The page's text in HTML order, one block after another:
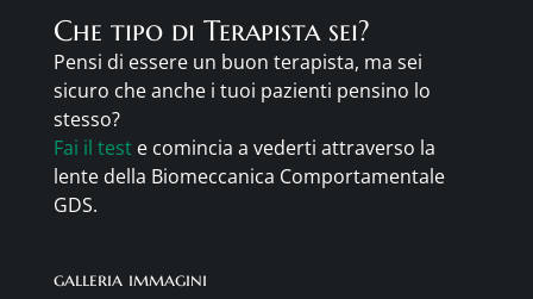
Che tipo di Terapista sei?
Pensi di essere un buon terapista, ma sei
sicuro che anche i tuoi pazienti pensino lo
stesso?
Fai il test e comincia a vederti attraverso la
lente della Biomeccanica Comportamentale
GDS.
galleria immagini